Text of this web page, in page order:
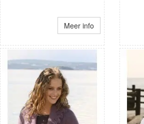
Meer info